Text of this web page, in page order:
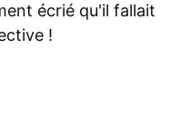
écrié qu'il fallait
!